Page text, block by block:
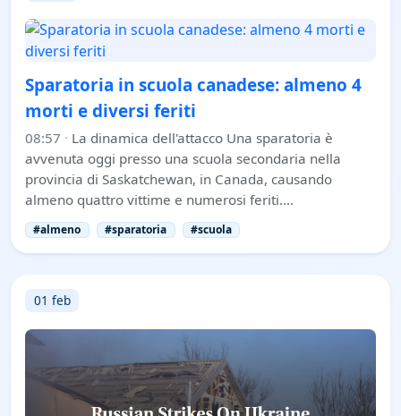
Sparatoria in scuola canadese: almeno 4
morti e diversi feriti
08:57 · La dinamica dell'attacco Una sparatoria è
avvenuta oggi presso una scuola secondaria nella
provincia di Saskatchewan, in Canada, causando
almeno quattro vittime e numerosi feriti.…
#almeno #sparatoria #scuola
01 feb